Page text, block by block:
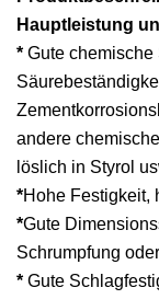
Hauptleistung
* Gute
andere
löslich in Styrol
*Hohe Festigkeit,
*Gute
Schrumpfung
* Gute